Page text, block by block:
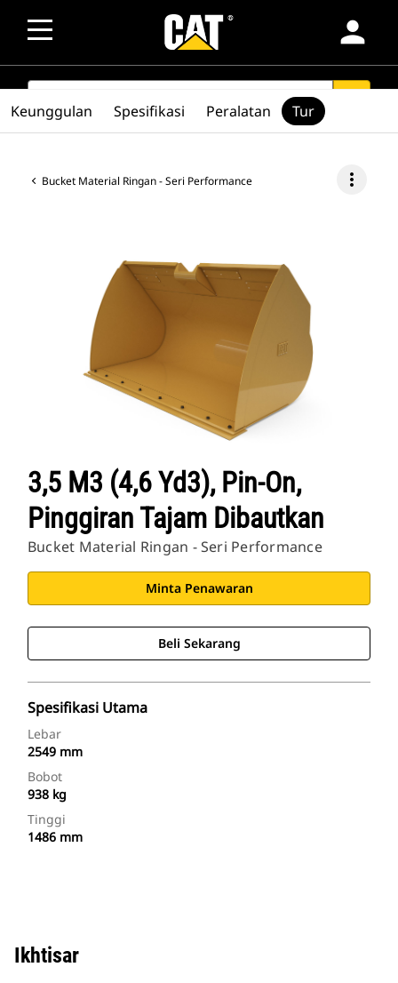
person
SEARCH
Bucket Material Ringan - Seri Performance more_vert
3,5 M3 (4,6 Yd3), Pin-On,
Pinggiran Tajam Dibautkan
Bucket Material Ringan - Seri Performance
Minta Penawaran
Beli Sekarang
Spesifikasi Utama
Lebar
2549 mm
Bobot
938 kg
Tinggi
1486 mm
Keunggulan Spesifikasi Peralatan Tur
Ikhtisar